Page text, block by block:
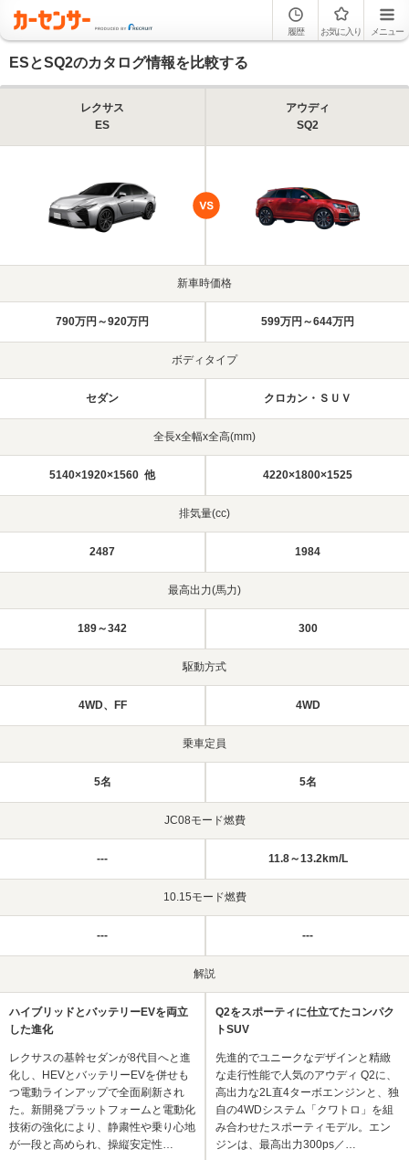
履歴 お気に入り メニュー
ESとSQ2のカタログ情報を比較する
レクサス
ES
アウディ
SQ2
新車時価格
790万円～920万円 599万円～644万円
ボディタイプ
セダン クロカン・ＳＵＶ
全長x全幅x全高(mm)
5140×1920×1560 他 4220×1800×1525
排気量(cc)
2487 1984
最高出力(馬力)
189～342 300
駆動方式
4WD、FF 4WD
乗車定員
5名 5名
JC08モード燃費
--- 11.8～13.2km/L
10.15モード燃費
--- ---
解説
ハイブリッドとバッテリーEVを両立
した進化
レクサスの基幹セダンが8代目へと進
化し、HEVとバッテリーEVを併せも
つ電動ラインアップで全面刷新され
た。新開発プラットフォームと電動化
技術の強化により、静粛性や乗り心地
が一段と高められ、操縦安定性…
Q2をスポーティに仕立てたコンパク
トSUV
先進的でユニークなデザインと精緻
な走行性能で人気のアウディ Q2に、
高出力な2L直4ターボエンジンと、独
自の4WDシステム「クワトロ」を組
み合わせたスポーティモデル。エン
ジンは、最高出力300ps／…